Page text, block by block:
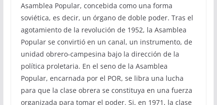
Asamblea Popular, concebida como una forma
soviética, es decir, un órgano de doble poder. Tras el
agotamiento de la revolución de 1952, la Asamblea
Popular se convirtió en un canal, un instrumento, de
unidad obrero-campesina bajo la dirección de la
política proletaria. En el seno de la Asamblea
Popular, encarnada por el POR, se libra una lucha
para que la clase obrera se constituya en una fuerza
organizada para tomar el poder. Si, en 1971, la clase